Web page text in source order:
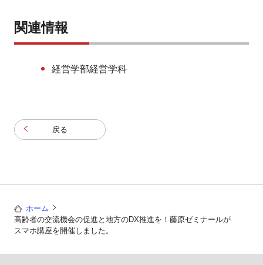
関連情報
経営学部経営学科
戻る
ホーム
高齢者の交流機会の促進と地方のDX推進を！藤原ゼミナールが
スマホ講座を開催しました。